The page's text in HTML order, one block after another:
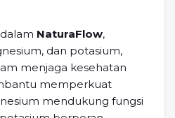
NaturaFlow,
dan potasium,
menjaga kesehatan
memperkuat
mendukung fungsi